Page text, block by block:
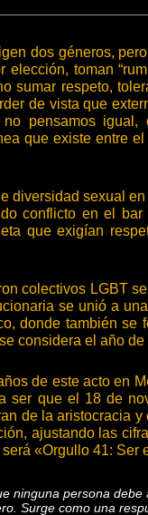
dos géneros,
toman
sumar respeto,
de vista que
no pensamos
que existe entre
diversidad sexual
conflicto en el bar
que exigían
colectivos LGBT
se unió a
donde también se
considera el año
de este acto en
ser que el 18 de
de la aristocracia
ajustando las
«Orgullo 41: Ser
ninguna persona
Surge como una